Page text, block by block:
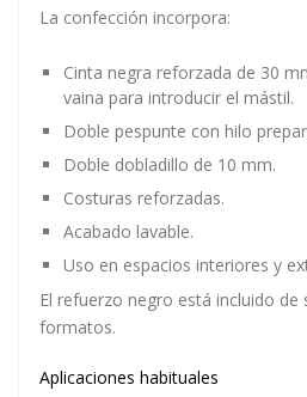
La confección incorpora:
Cinta negra reforzada de 30
vaina para introducir el mástil.
Doble pespunte con hilo
Doble dobladillo de 10 mm.
Costuras reforzadas.
Acabado lavable.
Uso en espacios interiores y
El refuerzo negro está incluido de
formatos.
Aplicaciones habituales